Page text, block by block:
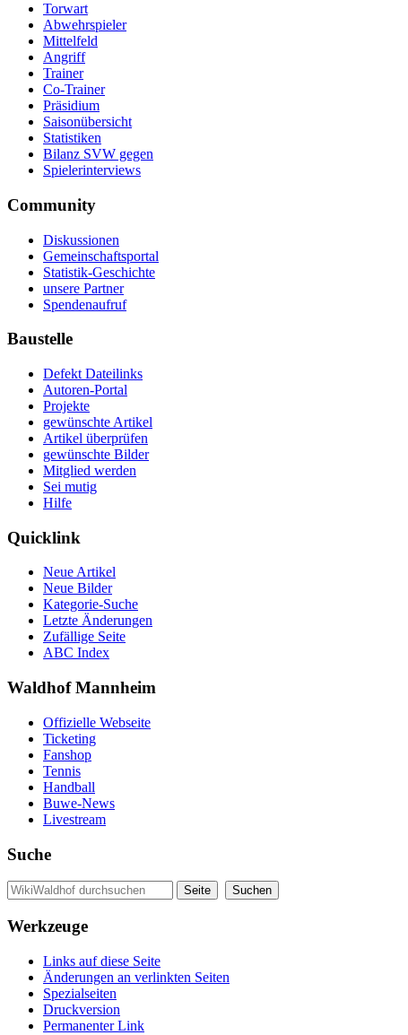
Torwart
Abwehrspieler
Mittelfeld
Angriff
Trainer
Co-Trainer
Präsidium
Saisonübersicht
Statistiken
Bilanz SVW gegen
Spielerinterviews
Community
Diskussionen
Gemeinschaftsportal
Statistik-Geschichte
unsere Partner
Spendenaufruf
Baustelle
Defekt Dateilinks
Autoren-Portal
Projekte
gewünschte Artikel
Artikel überprüfen
gewünschte Bilder
Mitglied werden
Sei mutig
Hilfe
Quicklink
Neue Artikel
Neue Bilder
Kategorie-Suche
Letzte Änderungen
Zufällige Seite
ABC Index
Waldhof Mannheim
Offizielle Webseite
Ticketing
Fanshop
Tennis
Handball
Buwe-News
Livestream
Suche
Werkzeuge
Links auf diese Seite
Änderungen an verlinkten Seiten
Spezialseiten
Druckversion
Permanenter Link